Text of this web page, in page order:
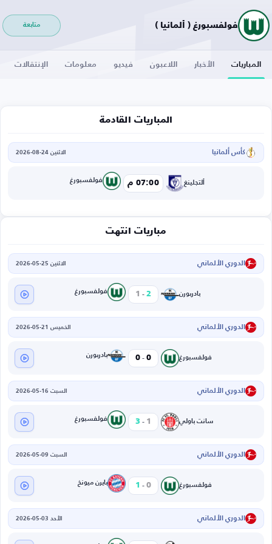
فولفسبورغ ( ألمانيا ) متابعة
المباريات الأخبار اللاعبون فيديو معلومات الإنتقالات
المباريات القادمة
كأس ألمانيا الاثنين 24-08-2026
ألتجلينغ 07:00 م فولفسبورغ
مباريات انتهت
الدوري الألماني الاثنين 25-05-2026
بادربورن 2
-
1 فولفسبورغ
الدوري الألماني الخميس 21-05-2026
فولفسبورغ 0
-
0 بادربورن
الدوري الألماني السبت 16-05-2026
سانت باولي 1
-
3 فولفسبورغ
الدوري الألماني السبت 09-05-2026
فولفسبورغ 0
-
1 بايرن ميونخ
الدوري الألماني الأحد 03-05-2026